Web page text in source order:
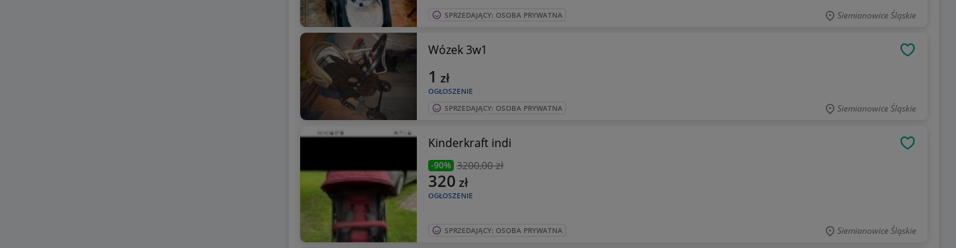
SPRZEDAJĄCY: OSOBA PRYWATNA Siemianowice Śląskie
Wózek 3w1
OGŁOSZENIE
1 zł
SPRZEDAJĄCY: OSOBA PRYWATNA Siemianowice Śląskie
Kinderkraft indi
-90% 3200,00 zł
OGŁOSZENIE
320 zł
SPRZEDAJĄCY: OSOBA PRYWATNA Siemianowice Śląskie